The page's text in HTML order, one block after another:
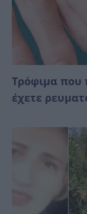
Τρόφιμα που
έχετε